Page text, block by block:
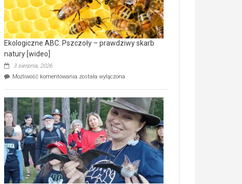
mln
na
modernizację
oczyszczalni
ścieków
[wideo]
Ekologiczne ABC. Pszczoły – prawdziwy skarb
natury [wideo]
3 sierpnia, 2026
Możliwość komentowania Ekologiczne
–
prawdziwy
skarb
natury
[wideo]
została wyłączona